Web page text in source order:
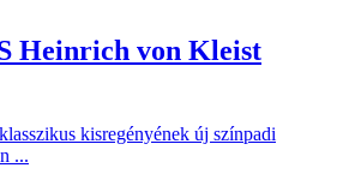
Heinrich von Kleist
kisregényének új színpadi
...